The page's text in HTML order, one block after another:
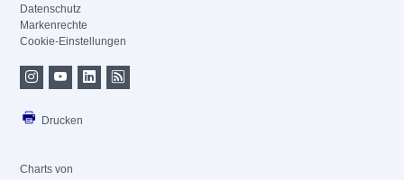
Datenschutz
Markenrechte
Cookie-Einstellungen
Drucken
Charts von